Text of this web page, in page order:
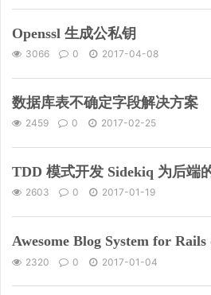
Openssl 生成公私钥
3066 0 2017-04-08
数据库表不确定字段解决方案
2459 0 2017-02-25
TDD 模式开发 Sidekiq 为后端
2603 0 2017-01-19
Awesome Blog System for Rails
2320 0 2017-01-04